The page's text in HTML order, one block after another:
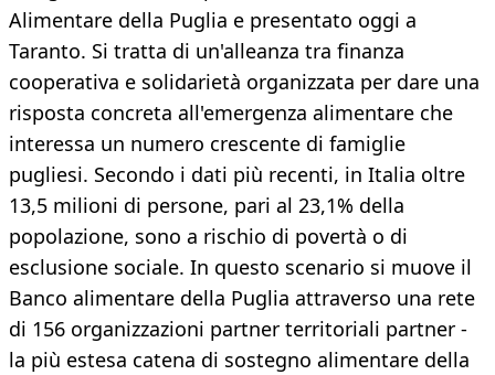
Alimentare della Puglia e presentato oggi a
Taranto. Si tratta di un'alleanza tra finanza
cooperativa e solidarietà organizzata per dare una
risposta concreta all'emergenza alimentare che
interessa un numero crescente di famiglie
pugliesi. Secondo i dati più recenti, in Italia oltre
13,5 milioni di persone, pari al 23,1% della
popolazione, sono a rischio di povertà o di
esclusione sociale. In questo scenario si muove il
Banco alimentare della Puglia attraverso una rete
di 156 organizzazioni partner territoriali partner -
la più estesa catena di sostegno alimentare della